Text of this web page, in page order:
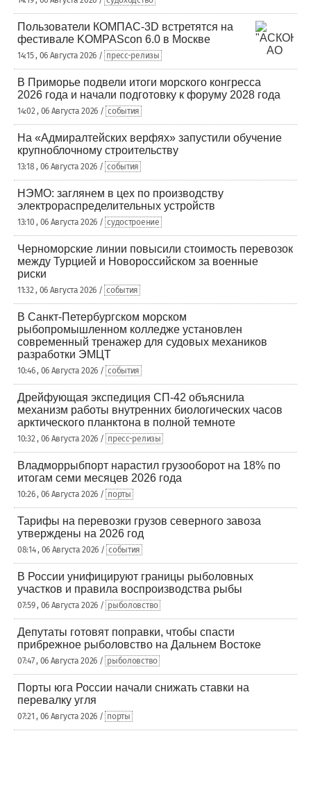
Пользователи КОМПАС-3D встретятся на
фестивале KOMPAScon 6.0 в Москве
14:15 , 06 Августа 2026 / пресс-релизы
В Приморье подвели итоги морского конгресса
2026 года и начали подготовку к форуму 2028 года
14:02 , 06 Августа 2026 / события
На «Адмиралтейских верфях» запустили обучение
крупноблочному строительству
13:18 , 06 Августа 2026 / события
НЭМО: заглянем в цех по производству
электрораспределительных устройств
13:10 , 06 Августа 2026 / судостроение
Черноморские линии повысили стоимость перевозок
между Турцией и Новороссийском за военные
риски
11:32 , 06 Августа 2026 / события
В Санкт-Петербургском морском
рыбопромышленном колледже установлен
современный тренажер для судовых механиков
разработки ЭМЦТ
10:46 , 06 Августа 2026 / события
Дрейфующая экспедиция СП-42 объяснила
механизм работы внутренних биологических часов
арктического планктона в полной темноте
10:32 , 06 Августа 2026 / пресс-релизы
Владморрыбпорт нарастил грузооборот на 18% по
итогам семи месяцев 2026 года
10:26 , 06 Августа 2026 / порты
Тарифы на перевозки грузов северного завоза
утверждены на 2026 год
08:14 , 06 Августа 2026 / события
В России унифицируют границы рыболовных
участков и правила воспроизводства рыбы
07:59 , 06 Августа 2026 / рыболовство
Депутаты готовят поправки, чтобы спасти
прибрежное рыболовство на Дальнем Востоке
07:47 , 06 Августа 2026 / рыболовство
Порты юга России начали снижать ставки на
перевалку угля
07:21 , 06 Августа 2026 / порты